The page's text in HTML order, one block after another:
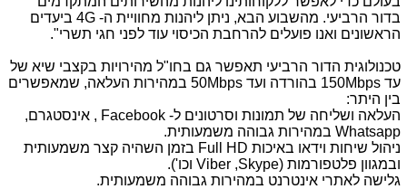
בדור הרביעי. מהשבוע הבא, ניתן ליהנות מחוויית ה- G
4 ביעדים
הראשונים ואנו פועלים להרחבת הכיסוי עוד לפני חגי תשרי".
טכנולוגית הדור הרביעי תאפשר גם בחו"ל מהירויות בקצבי שיא של
עד Mbps150 בהורדה ועד Mbps
50 במהירות העלאה, שמאפשרים
בין היתר:
העלאה ושליחה של תמונות וסרטונים ל- Facebook , אינסטגרם,
Whatsapp במהירות גבוהה משמעותית.
ניהול שיחות וידאו באיכות Full HD בזמן השהיה קצר משמעותית
ובמגוון פלטפורמות (Skype
,
Viber וכו').
גלישה לאתרי אינטרנט במהירות גבוהה משמעותית.